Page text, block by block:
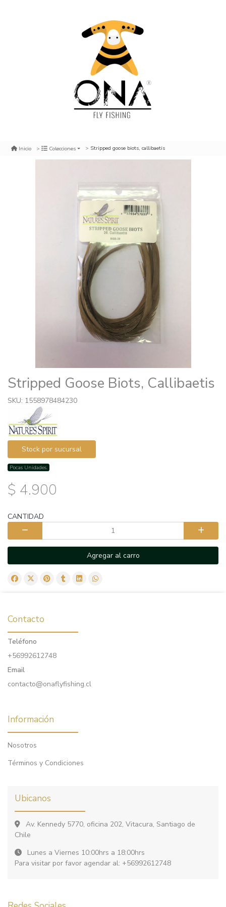
Inicio Colecciones Stripped goose biots, callibaetis
Stripped Goose Biots, Callibaetis
SKU: 1558978484230
Stock por sucursal
Pocas Unidades.
$ 4.900
CANTIDAD
Agregar al carro
Contacto
Teléfono
+56992612748
Email
contacto@onaflyfishing.cl
Información
Nosotros
Términos y Condiciones
Ubicanos
Av. Kennedy 5770, oficina 202, Vitacura, Santiago de
Chile
Lunes a Viernes 10:00hrs a 18:00hrs
Para visitar por favor agendar al: +56992612748